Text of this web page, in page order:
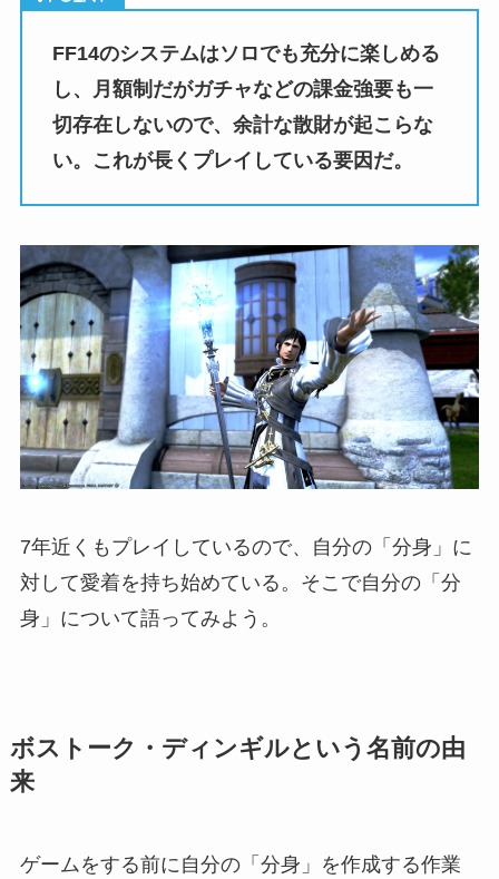
FF14のシステムはソロでも充分に楽しめる
し、月額制だがガチャなどの課金強要も一
切存在しないので、余計な散財が起こらな
い。これが長くプレイしている要因だ。
7年近くもプレイしているので、自分の「分身」に
対して愛着を持ち始めている。そこで自分の「分
身」について語ってみよう。
ボストーク・ディンギルという名前の由
来
ゲームをする前に自分の「分身」を作成する作業